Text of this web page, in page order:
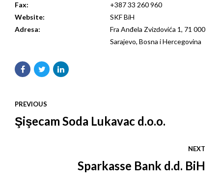
Fax:
+387 33 260 960
Website:
SKF BiH
Adresa:
Fra Anđela Zvizdovića 1, 71 000
Sarajevo, Bosna i Hercegovina
PREVIOUS
Şişecam Soda Lukavac d.o.o.
NEXT
Sparkasse Bank d.d. BiH